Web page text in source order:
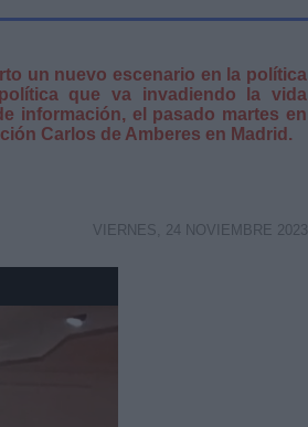
un nuevo escenario en la política
que va invadiendo la vida
información, el pasado martes en
Carlos de Amberes en Madrid.
VIERNES, 24 NOVIEMBRE 2023